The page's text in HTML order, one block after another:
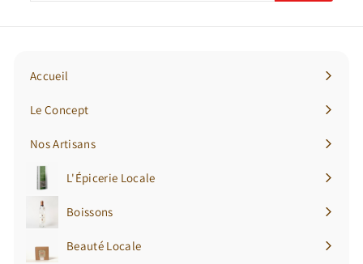
notre
Accueil
Le Concept
Nos Artisans
L'Épicerie Locale
Ouvrir
menu
Boissons
Ouvrir
menu
Beauté Locale
Ouvrir